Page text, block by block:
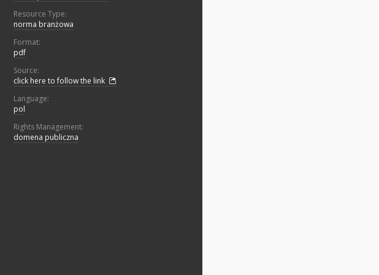
Resource Type:
norma branżowa
Format:
pdf
Source:
click here to follow the link
Language:
pol
Rights Management:
domena publiczna